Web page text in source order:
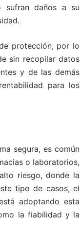
sufran daños a su
protección, por lo
sin recopilar datos
y de las demás
para los
segura, es común
o laboratorios,
riesgo, donde la
tipo de casos, el
adoptando esta
la fiabilidad y la